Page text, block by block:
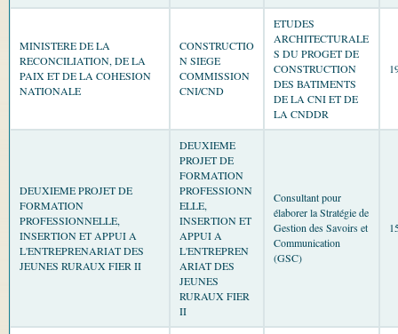
MINISTERE DE LA
RECONCILIATION, DE LA
PAIX ET DE LA COHESION
NATIONALE
CONSTRUCTIO
N SIEGE
COMMISSION
CNI/CND
ETUDES
ARCHITECTURALE
S DU PROGET DE
CONSTRUCTION
DES BATIMENTS
DE LA CNI ET DE
LA CNDDR
DEUXIEME PROJET DE
FORMATION
PROFESSIONNELLE,
INSERTION ET APPUI A
L'ENTREPRENARIAT DES
JEUNES RURAUX FIER II
DEUXIEME
PROJET DE
FORMATION
PROFESSIONN
ELLE,
INSERTION ET
APPUI A
L'ENTREPREN
ARIAT DES
JEUNES
RURAUX FIER
II
Consultant pour
élaborer la Stratégie de
Gestion des Savoirs et
Communication
(GSC)